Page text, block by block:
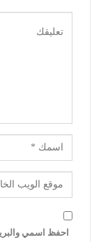
احفظ اسمي